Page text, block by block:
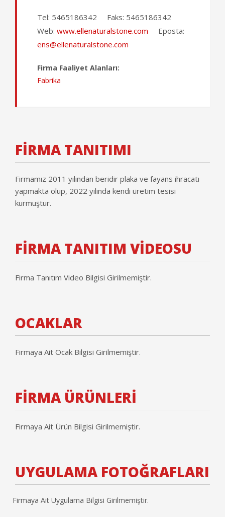
Tel: 5465186342 Faks: 5465186342
Web: www.ellenaturalstone.com
Eposta:
ens@ellenaturalstone.com
Firma Faaliyet Alanları:
Fabrika
FİRMA TANITIMI
Firmamız 2011 yılından beridir plaka ve fayans ihracatı
yapmakta olup, 2022 yılında kendi üretim tesisi
kurmuştur.
FİRMA TANITIM VİDEOSU
Firma Tanıtım Video Bilgisi Girilmemiştir.
OCAKLAR
Firmaya Ait Ocak Bilgisi Girilmemiştir.
FİRMA ÜRÜNLERİ
Firmaya Ait Ürün Bilgisi Girilmemiştir.
UYGULAMA FOTOĞRAFLARI
Firmaya Ait Uygulama Bilgisi Girilmemiştir.